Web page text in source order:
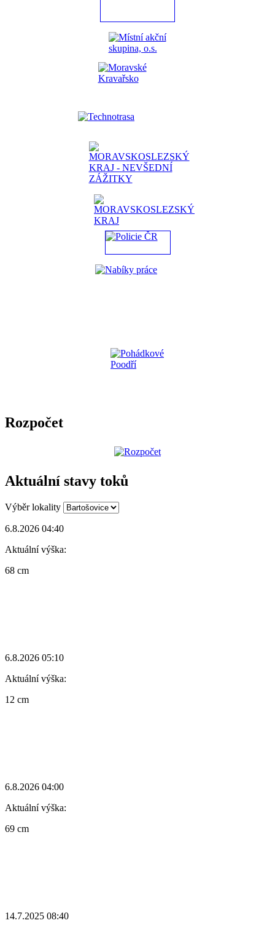
Rozpočet
Aktuální stavy toků
Výběr lokality
6.8.2026 04:40
Aktuální výška:
68 cm
6.8.2026 05:10
Aktuální výška:
12 cm
6.8.2026 04:00
Aktuální výška:
69 cm
14.7.2025 08:40